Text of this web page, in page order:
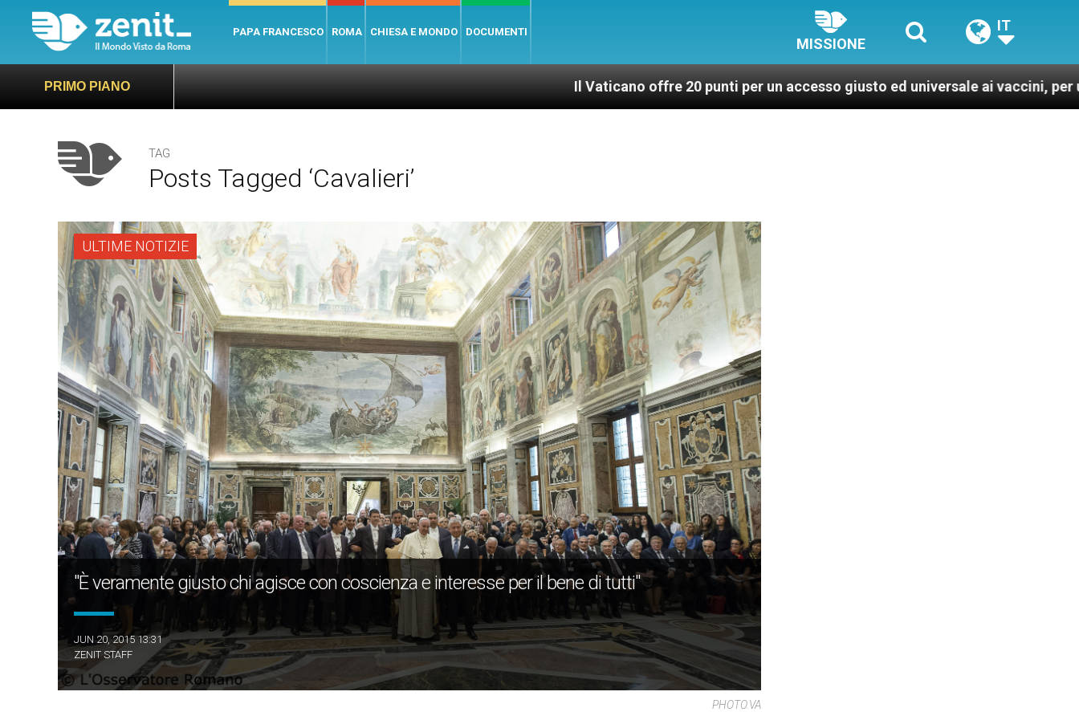
PAPA FRANCESCO ROMA CHIESA E MONDO DOCUMENTI
MISSIONE
IT
PRIMO PIANO Il Vaticano offre 20 punti per un accesso giusto ed universale ai vaccini, per un mondo più
TAG
Posts Tagged ‘cavalieri’
ULTIME NOTIZIE
"È veramente giusto chi agisce con coscienza e interesse per il bene di tutti"
JUN 20, 2015 13:31
ZENIT STAFF
PHOTO.VA